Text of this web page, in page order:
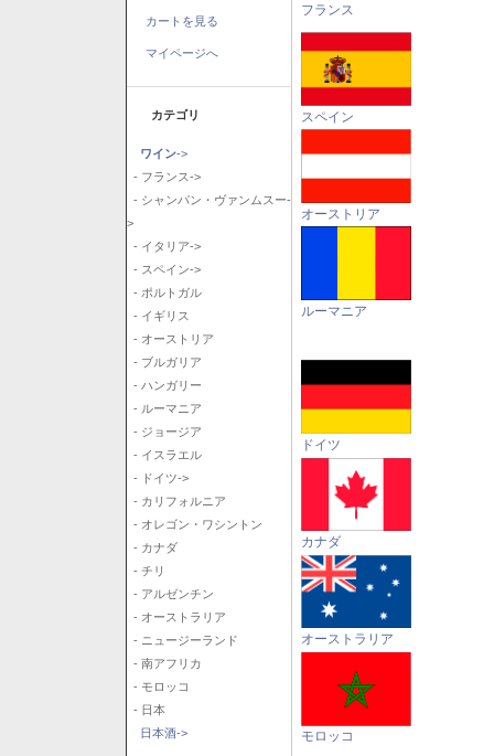
カートを見る
マイページへ
カテゴリ
ワイン->
- フランス->
- シャンパン・ヴァンムスー-
>
- イタリア->
- スペイン->
- ポルトガル
- イギリス
- オーストリア
- ブルガリア
- ハンガリー
- ルーマニア
- ジョージア
- イスラエル
- ドイツ->
- カリフォルニア
- オレゴン・ワシントン
- カナダ
- チリ
- アルゼンチン
- オーストラリア
- ニュージーランド
- 南アフリカ
- モロッコ
- 日本
日本酒->
フランス
スペイン
オーストリア
ルーマニア
ドイツ
カナダ
オーストラリア
モロッコ